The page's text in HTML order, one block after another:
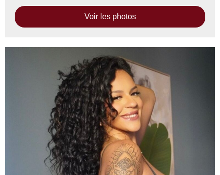
Voir les photos